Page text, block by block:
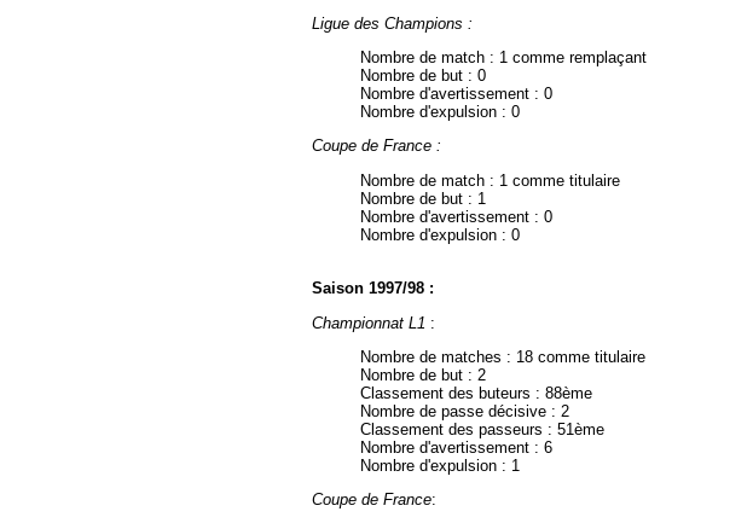
Ligue des Champions :
Nombre de match : 1 comme remplaçant
Nombre de but : 0
Nombre d'avertissement : 0
Nombre d'expulsion : 0
Coupe de France :
Nombre de match : 1 comme titulaire
Nombre de but : 1
Nombre d'avertissement : 0
Nombre d'expulsion : 0
Saison 1997/98 :
Championnat L1 :
Nombre de matches : 18 comme titulaire
Nombre de but : 2
Classement des buteurs : 88ème
Nombre de passe décisive : 2
Classement des passeurs : 51ème
Nombre d'avertissement : 6
Nombre d'expulsion : 1
Coupe de France: